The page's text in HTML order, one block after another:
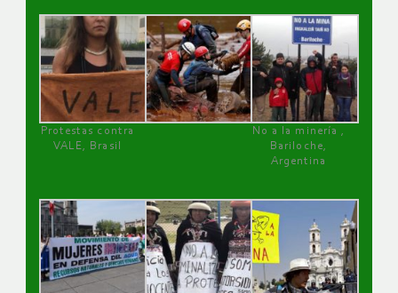
Protestas contra
VALE, Brasil
No a la minería ,
Bariloche,
Argentina